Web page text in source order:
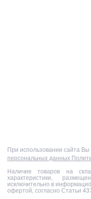
При использовании сайта Вы
персональных данных
Наличие товаров на
характеристики,
исключительно в
офертой, согласно Статьи